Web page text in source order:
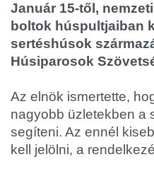
Január 15-től,
boltok húspultjaiban
sertéshúsok
Húsiparosok
Az elnök ismertette,
nagyobb üzletekben a
segíteni. Az ennél
kell jelölni, a